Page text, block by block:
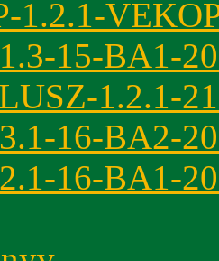
1.2.1-
15-BA1-
1.2.1-
16-BA2-
16-BA1-